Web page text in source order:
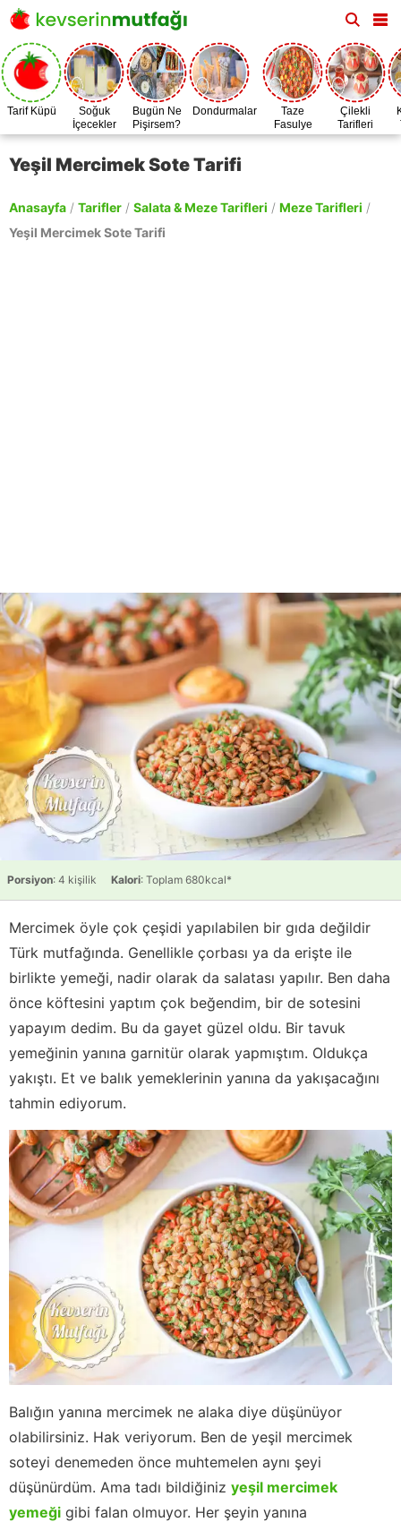
Tarif Küpü
Soğuk
İçecekler
Bugün Ne
Pişirsem?
Dondurmalar
Taze
Fasulye
Zamanı
Çilekli
Tarifleri
Yeşil Mercimek Sote Tarifi
Anasayfa / Tarifler / Salata & Meze Tarifleri / Meze Tarifleri /
Yeşil Mercimek Sote Tarifi
Porsiyon: 4 kişilik Kalori: Toplam 680kcal*
Mercimek öyle çok çeşidi yapılabilen bir gıda değildir
Türk mutfağında. Genellikle çorbası ya da erişte ile
birlikte yemeği, nadir olarak da salatası yapılır. Ben daha
önce köftesini yaptım çok beğendim, bir de sotesini
yapayım dedim. Bu da gayet güzel oldu. Bir tavuk
yemeğinin yanına garnitür olarak yapmıştım. Oldukça
yakıştı. Et ve balık yemeklerinin yanına da yakışacağını
tahmin ediyorum.
Balığın yanına mercimek ne alaka diye düşünüyor
olabilirsiniz. Hak veriyorum. Ben de yeşil mercimek
soteyi denemeden önce muhtemelen aynı şeyi
düşünürdüm. Ama tadı bildiğiniz yeşil mercimek
yemeği gibi falan olmuyor. Her şeyin yanına